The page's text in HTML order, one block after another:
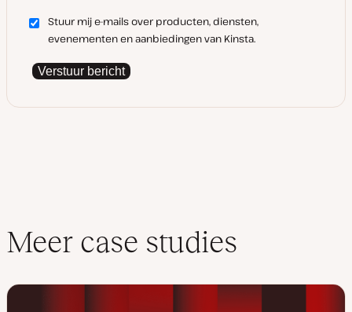
Stuur mij e-mails over producten, diensten,
evenementen en aanbiedingen van Kinsta.
Verstuur bericht
Meer case studies